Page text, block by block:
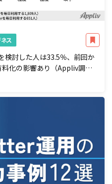
ス
検討した人は33.5％、前回か
化の影響あり（Appliv調